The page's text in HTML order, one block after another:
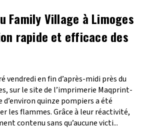
Family Village à Limoges
rapide et efficace des
vendredi en fin d’après-midi près du
sur le site de l’imprimerie Maqprint-
quinze pompiers a été
les flammes. Grâce à leur réactivité,
contenu sans qu’aucune victi...